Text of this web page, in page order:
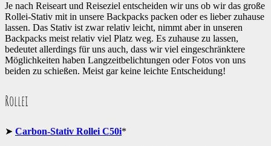
Je nach Reiseart und Reiseziel entscheiden wir uns ob wir das große
Rollei-Stativ mit in unsere Backpacks packen oder es lieber zuhause
lassen. Das Stativ ist zwar relativ leicht, nimmt aber in unseren
Backpacks meist relativ viel Platz weg. Es zuhause zu lassen,
bedeutet allerdings für uns auch, dass wir viel eingeschränktere
Möglichkeiten haben Langzeitbelichtungen oder Fotos von uns
beiden zu schießen. Meist gar keine leichte Entscheidung!
Rollei
➤ Carbon-Stativ Rollei C50i*